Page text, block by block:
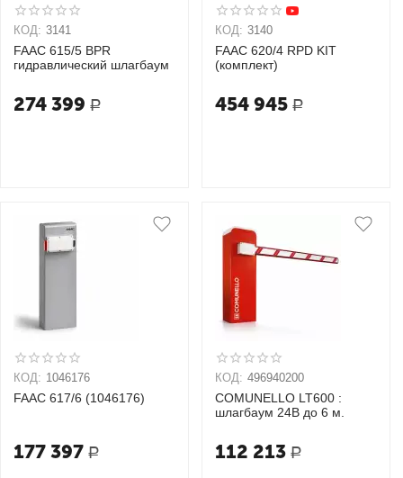
КОД: 3141
FAAC 615/5 BPR
гидравлический шлагбаум
274 399 Р
КОД: 3140
FAAC 620/4 RPD KIT
(комплект)
454 945 Р
КОД: 1046176
FAAC 617/6 (1046176)
177 397 Р
КОД: 496940200
COMUNELLO LT600 :
шлагбаум 24В до 6 м.
112 213 Р